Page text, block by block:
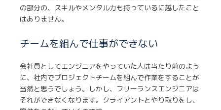
の部分の、スキルやメンタル力も持っているに越したこと
はありません。
チームを組んで仕事ができない
会社員としてエンジニアをやっていた人は当たり前のよう
に、社内でプロジェクトチームを組んで作業をすることが
当然と思うでしょう。しかし、フリーランスエンジニアは
それができなくなります。クライアントとやり取りをし、